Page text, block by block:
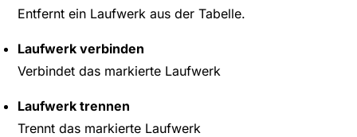
Entfernt ein Laufwerk aus der Tabelle.
Laufwerk verbinden
Verbindet das markierte Laufwerk
Laufwerk trennen
Trennt das markierte Laufwerk